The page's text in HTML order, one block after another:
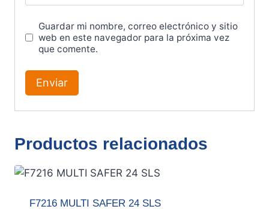
Guardar mi nombre, correo electrónico y sitio
web en este navegador para la próxima vez
que comente.
Productos relacionados
F7216 MULTI SAFER 24 SLS